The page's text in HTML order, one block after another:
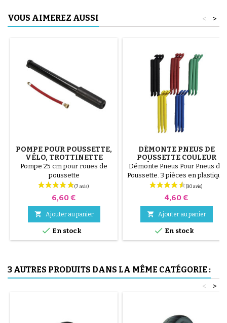
VOUS AIMEREZ AUSSI >
<
POMPE POUR POUSSETTE,
VÉLO, TROTTINETTE
Pompe 25 cm pour roues de
poussette
Prix
6,60 €
 Ajouter au panier
 En stock
DÉMONTE PNEUS DE
POUSSETTE COULEUR
ALÉATOIRE 1 LOT DE 3
PIÈCES
Démonte Pneus Pour Pneus de
Poussette. 3 pièces en plastique
de haute qualité, couleur
aléatoire, noir, rouge, vert,
jaune et bleu ou 3 pièces en
acier ( gris ) Le montage du
uniquement à la main, cela évite
de percer la chambre à air.
Prix
4,60 €
 Ajouter au panier
 En stock
3 AUTRES PRODUITS DANS LA MÊME CATÉGORIE :
>
<